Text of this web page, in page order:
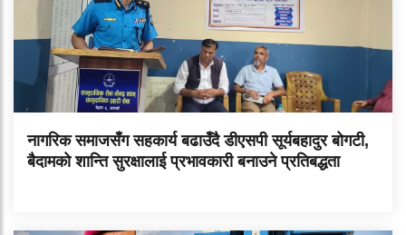
नागरिक समाजसँग सहकार्य बढाउँदै डीएसपी सूर्यबहादुर बोगटी,
बैदामको शान्ति सुरक्षालाई प्रभावकारी बनाउने प्रतिबद्धता